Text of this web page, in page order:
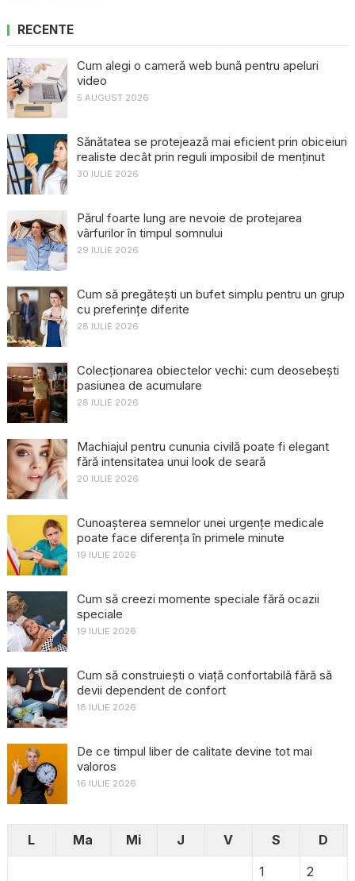
RECENTE
Cum alegi o cameră web bună pentru apeluri
video
5 AUGUST 2026
Sănătatea se protejează mai eficient prin obiceiuri
realiste decât prin reguli imposibil de menținut
30 IULIE 2026
Părul foarte lung are nevoie de protejarea
vârfurilor în timpul somnului
29 IULIE 2026
Cum să pregătești un bufet simplu pentru un grup
cu preferințe diferite
28 IULIE 2026
Colecționarea obiectelor vechi: cum deosebești
pasiunea de acumulare
28 IULIE 2026
Machiajul pentru cununia civilă poate fi elegant
fără intensitatea unui look de seară
20 IULIE 2026
Cunoașterea semnelor unei urgențe medicale
poate face diferența în primele minute
19 IULIE 2026
Cum să creezi momente speciale fără ocazii
speciale
19 IULIE 2026
Cum să construiești o viață confortabilă fără să
devii dependent de confort
18 IULIE 2026
De ce timpul liber de calitate devine tot mai
valoros
16 IULIE 2026
L Ma Mi J V S
D
1
2